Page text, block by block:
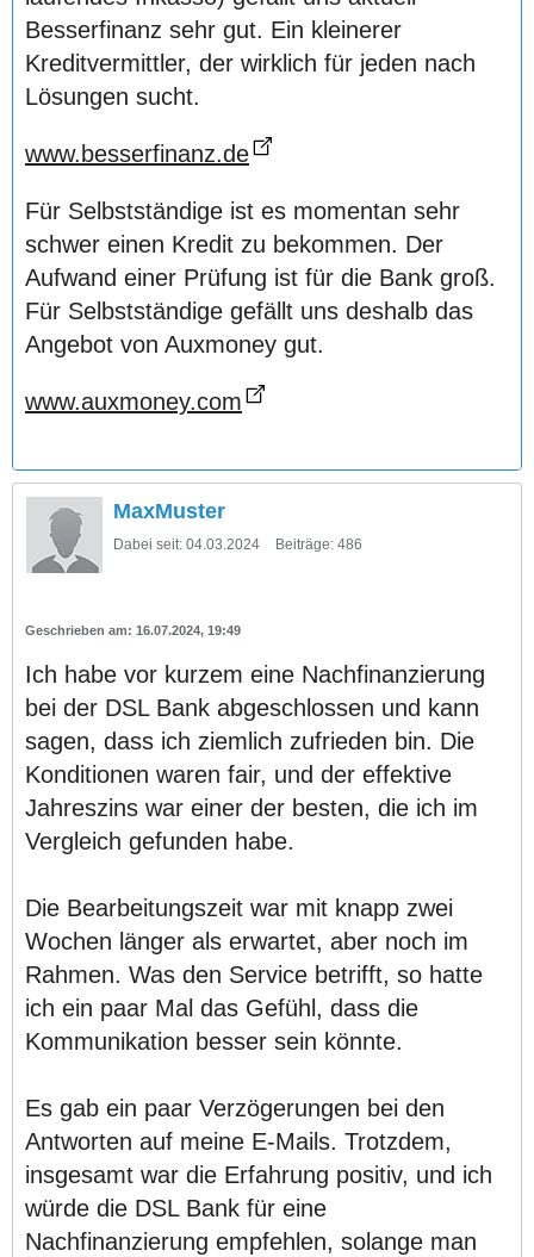
Besserfinanz sehr gut. Ein kleinerer
Kreditvermittler, der wirklich für jeden nach
Lösungen sucht.
www.besserfinanz.de
Für Selbstständige ist es momentan sehr
schwer einen Kredit zu bekommen. Der
Aufwand einer Prüfung ist für die Bank groß.
Für Selbstständige gefällt uns deshalb das
Angebot von Auxmoney gut.
www.auxmoney.com
MaxMuster
Dabei seit: 04.03.2024 Beiträge: 486
16.07.2024, 19:49
Ich habe vor kurzem eine Nachfinanzierung
bei der DSL Bank abgeschlossen und kann
sagen, dass ich ziemlich zufrieden bin. Die
Konditionen waren fair, und der effektive
Jahreszins war einer der besten, die ich im
Vergleich gefunden habe.
Die Bearbeitungszeit war mit knapp zwei
Wochen länger als erwartet, aber noch im
Rahmen. Was den Service betrifft, so hatte
ich ein paar Mal das Gefühl, dass die
Kommunikation besser sein könnte.
Es gab ein paar Verzögerungen bei den
Antworten auf meine E-Mails. Trotzdem,
insgesamt war die Erfahrung positiv, und ich
würde die DSL Bank für eine
Nachfinanzierung empfehlen, solange man